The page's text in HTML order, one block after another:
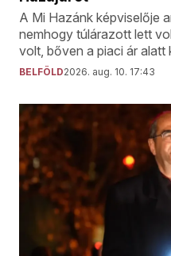
A Mi Hazánk képviselője
nemhogy túlárazott lett
volt, bőven a piaci ár alatt
BELFÖLD2026. aug. 10. 17:43